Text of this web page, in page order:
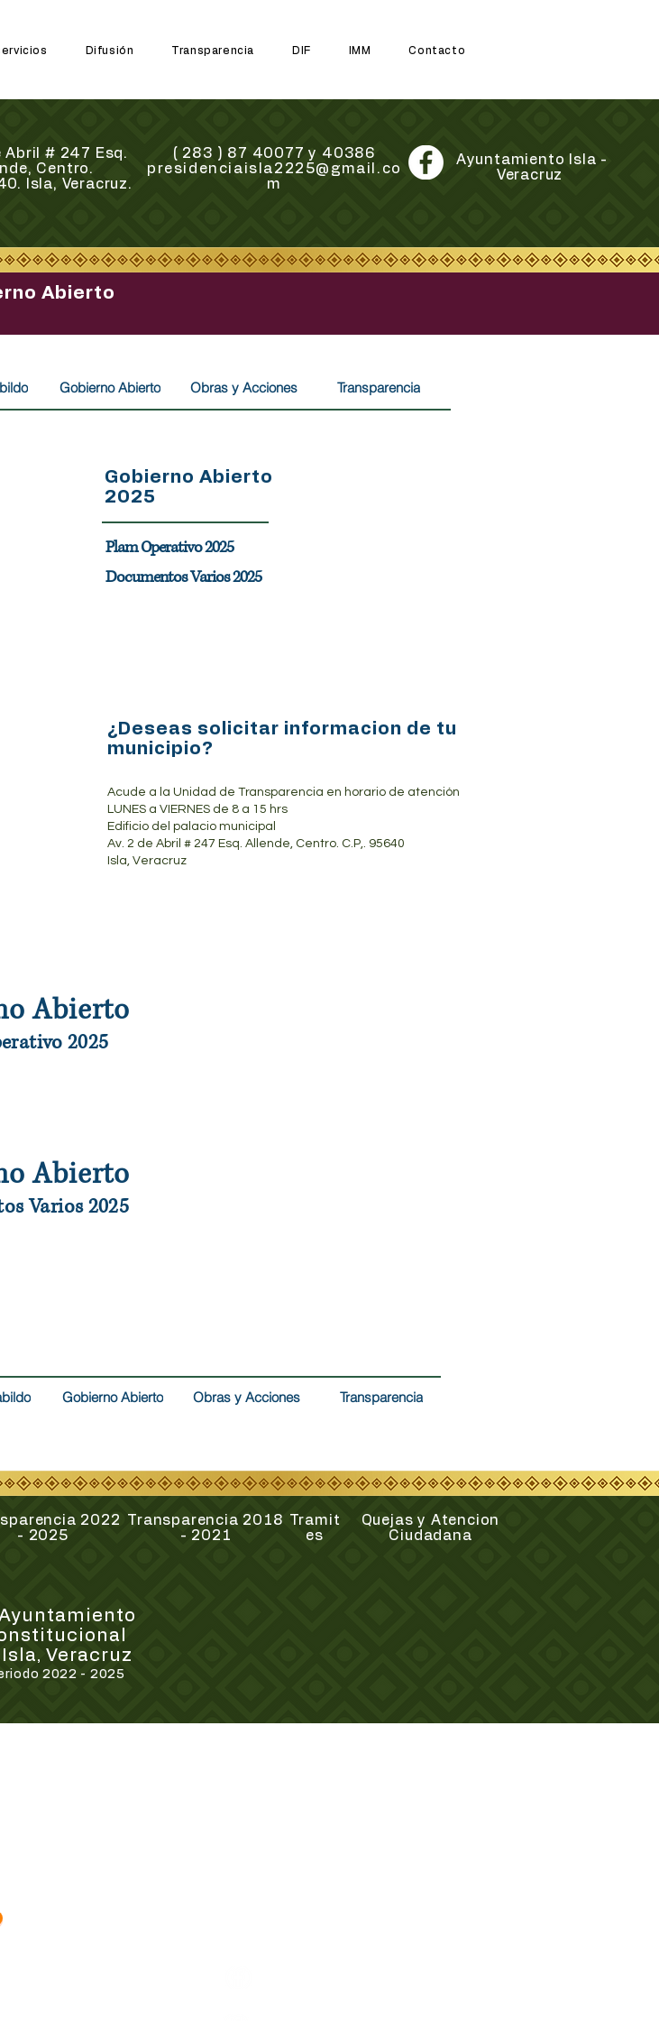
Difusión Transparencia DIF IMM Contacto
( 283 ) 87 40077 y 40386
presidenciaisla2225@gmail.co
m
Abril # 247 Esq.
Centro.
Isla, Veracruz.
Ayuntamiento Isla -
Veracruz
Abierto
Gobierno Abierto Obras y Acciones Transparencia
Gobierno Abierto
2025
Plam Operativo 2025
Documentos Varios 2025
¿Deseas solicitar informacion de tu
municipio?
Acude a la Unidad de Transparencia en horario de atención
LUNES a VIERNES de 8 a 15 hrs
Edificio del palacio municipal
Av. 2 de Abril # 247 Esq. Allende, Centro. C.P,. 95640
Isla, Veracruz
Abierto
2025
Abierto
Varios 2025
Gobierno Abierto Obras y Acciones Transparencia
2022
- 2025
Transparencia 2018
- 2021
Tramit
es
Quejas y Atencion
Ciudadana
Ayuntamiento
Veracruz
2022 - 2025